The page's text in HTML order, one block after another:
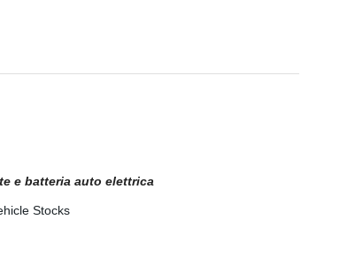
e batteria auto elettrica